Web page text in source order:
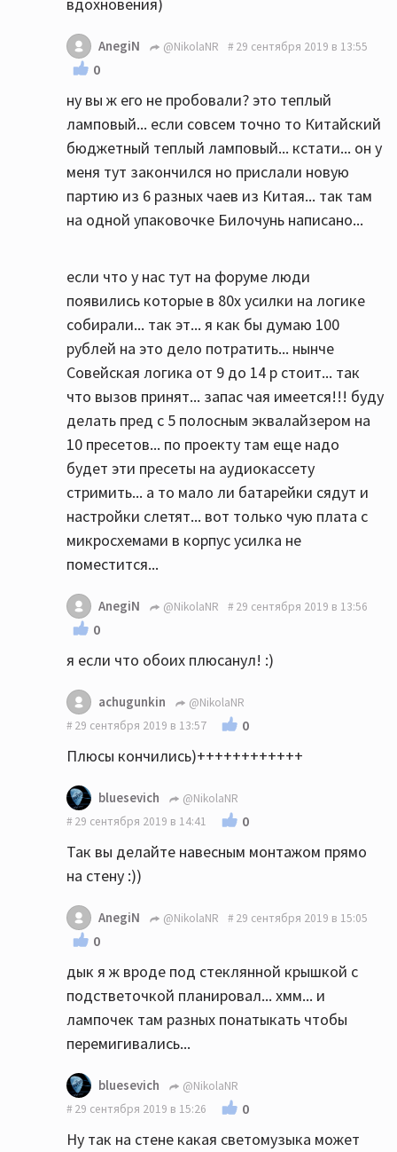
вдохновения)
AnegiN @NikolaNR 29 сентября 2019 в 13:55
0
ну вы ж его не пробовали? это теплый
ламповый... если совсем точно то Китайский
бюджетный теплый ламповый... кстати... он у
меня тут закончился но прислали новую
партию из 6 разных чаев из Китая... так там
на одной упаковочке Билочунь написано...
если что у нас тут на форуме люди
появились которые в 80х усилки на логике
собирали... так эт... я как бы думаю 100
рублей на это дело потратить... нынче
Совейская логика от 9 до 14 р стоит... так
что вызов принят... запас чая имеется!!! буду
делать пред с 5 полосным эквалайзером на
10 пресетов... по проекту там еще надо
будет эти пресеты на аудиокассету
стримить... а то мало ли батарейки сядут и
настройки слетят... вот только чую плата с
микросхемами в корпус усилка не
поместится...
AnegiN @NikolaNR 29 сентября 2019 в 13:56
0
я если что обоих плюсанул! :)
achugunkin
@NikolaNR
29 сентября 2019 в 13:57
0
Плюсы кончились)++++++++++++
bluesevich
@NikolaNR
29 сентября 2019 в 14:41
0
Так вы делайте навесным монтажом прямо
на стену :))
AnegiN @NikolaNR 29 сентября 2019 в 15:05
0
дык я ж вроде под стеклянной крышкой с
подстветочкой планировал... хмм... и
лампочек там разных понатыкать чтобы
перемигивались...
bluesevich
@NikolaNR
29 сентября 2019 в 15:26
0
Ну так на стене какая светомузыка может